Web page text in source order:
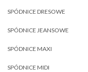
SPÓDNICE DRESOWE
SPÓDNICE JEANSOWE
SPÓDNICE MAXI
SPÓDNICE MIDI